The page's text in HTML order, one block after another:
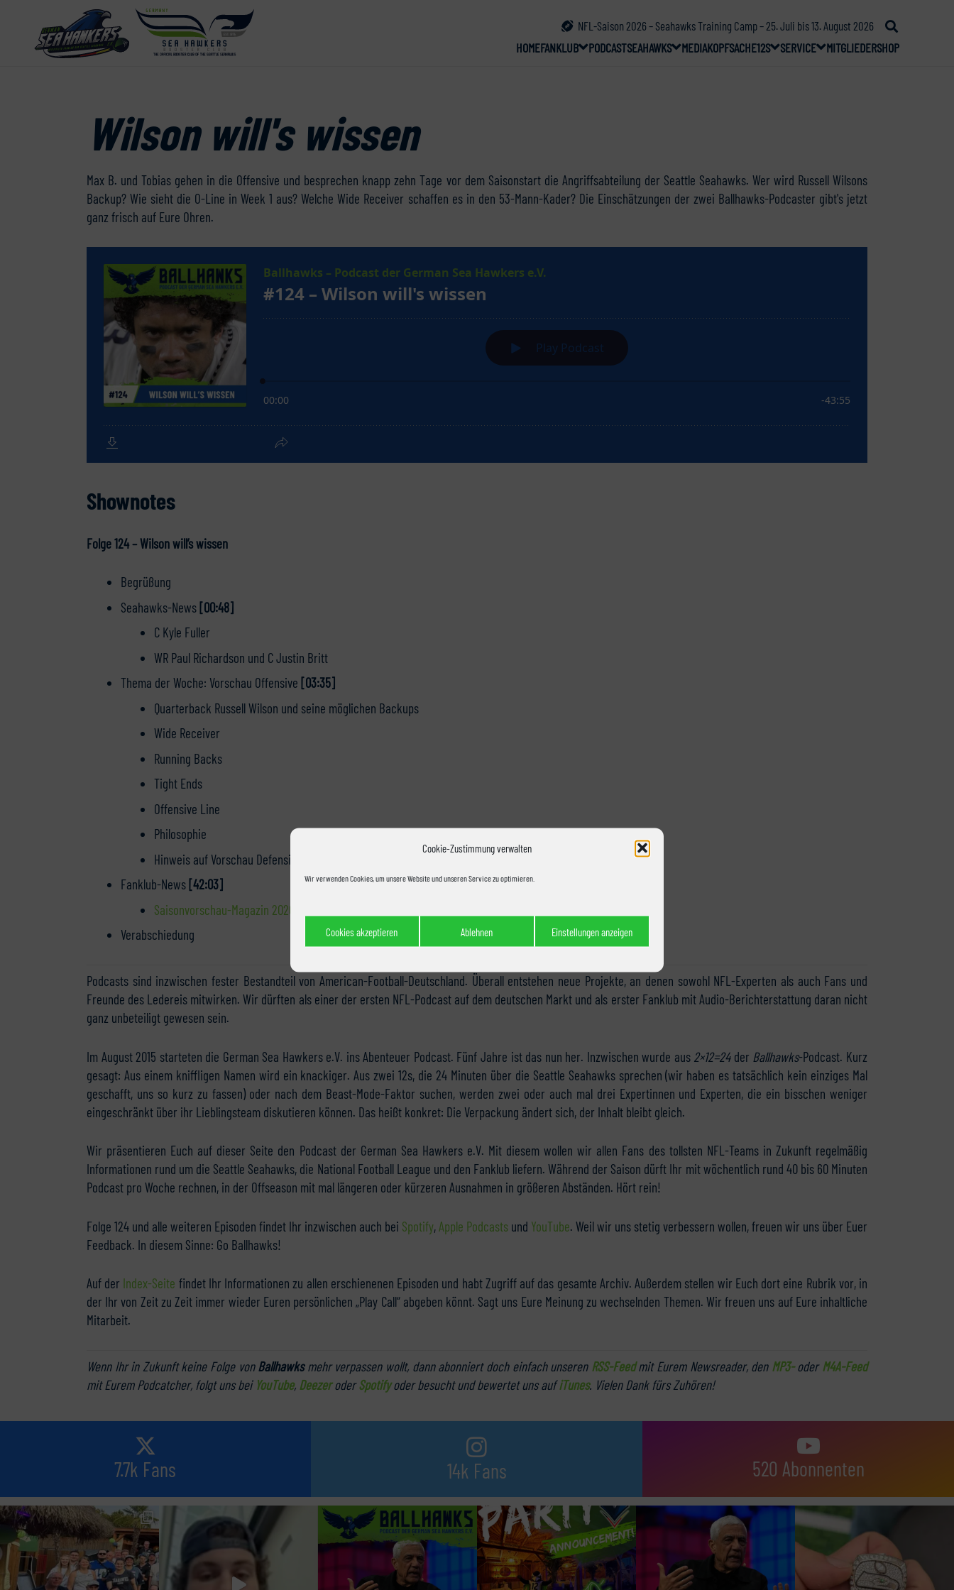
Cookie-Zustimmung verwalten
Wir verwenden Cookies, um unsere Website und unseren Service zu optimieren.
Cookies akzeptieren Ablehnen Einstellungen anzeigen
NFL-Saison 2026 – Seahawks Training Camp – 25. Juli bis 13. August 2026
HOMEFANKLUB PODCASTSEAHAWKS MEDIAKOPFSACHE12S SERVICE MITGLIEDERSHOP
Wilson will's wissen
Max B. und Tobias gehen in die Offensive und besprechen knapp zehn Tage vor dem Saisonstart die Angriffsabteilung der Seattle Seahawks. Wer wird Russell Wilsons
Backup? Wie sieht die O-Line in Week 1 aus? Welche Wide Receiver schaffen es in den 53-Mann-Kader? Die Einschätzungen der zwei Ballhawks-Podcaster gibt's jetzt
ganz frisch auf Eure Ohren.
Shownotes
Folge 124 – Wilson will’s wissen
Begrüßung
Seahawks-News[00:48]
C Kyle Fuller
WR Paul Richardson und C Justin Britt
Thema der Woche: Vorschau Offensive [03:35]
Quarterback Russell Wilson und seine möglichen Backups
Wide Receiver
Running Backs
Tight Ends
Offensive Line
Philosophie
Hinweis auf Vorschau Defensive in der nächsten Folge
Fanklub-News[42:03]
Saisonvorschau-Magazin 2020
Verabschiedung
Podcasts sind inzwischen fester Bestandteil von American-Football-Deutschland. Überall entstehen neue Projekte, an denen sowohl NFL-Experten als auch Fans und
Freunde des Ledereis mitwirken. Wir dürften als einer der ersten NFL-Podcast auf dem deutschen Markt und als erster Fanklub mit Audio-Berichterstattung daran nicht
ganz unbeteiligt gewesen sein.
Im August 2015 starteten die German Sea Hawkers e.V. ins Abenteuer Podcast. Fünf Jahre ist das nun her. Inzwischen wurde aus 2×12=24der Ballhawks-Podcast. Kurz
gesagt: Aus einem kniffligen Namen wird ein knackiger. Aus zwei 12s, die 24 Minuten über die Seattle Seahawks sprechen (wir haben es tatsächlich kein einziges Mal
geschafft, uns so kurz zu fassen) oder nach dem Beast-Mode-Faktor suchen, werden zwei oder auch mal drei Expertinnen und Experten, die ein bisschen weniger
eingeschränkt über ihr Lieblingsteam diskutieren können. Das heißt konkret: Die Verpackung ändert sich, der Inhalt bleibt gleich.
Wir präsentieren Euch auf dieser Seite den Podcast der German Sea Hawkers e.V. Mit diesem wollen wir allen Fans des tollsten NFL-Teams in Zukunft regelmäßig
Informationen rund um die Seattle Seahawks, die National Football League und den Fanklub liefern. Während der Saison dürft Ihr mit wöchentlich rund 40 bis 60 Minuten
Podcast pro Woche rechnen, in der Offseason mit mal längeren oder kürzeren Ausnahmen in größeren Abständen. Hört rein!
Folge 124 und alle weiteren Episoden findet Ihr inzwischen auch bei Spotify, Apple Podcasts und YouTube. Weil wir uns stetig verbessern wollen, freuen wir uns über Euer
Feedback. In diesem Sinne: Go Ballhawks!
Auf der Index-Seite findet Ihr Informationen zu allen erschienenen Episoden und habt Zugriff auf das gesamte Archiv. Außerdem stellen wir Euch dort eine Rubrik vor, in
der Ihr von Zeit zu Zeit immer wieder Euren persönlichen „Play Call“ abgeben könnt. Sagt uns Eure Meinung zu wechselnden Themen. Wir freuen uns auf Eure inhaltliche
Mitarbeit.
Wenn Ihr in Zukunft keine Folge vonBallhawksmehr verpassen wollt, dann abonniert doch einfach unseren RSS-Feedmit Eurem Newsreader, den MP3-oder M4A-Feed
mit Eurem Podcatcher, folgt uns bei YouTube, DeezeroderSpotifyoder besucht und bewertet uns aufiTunes. Vielen Dank fürs Zuhören!
7.7k Fans 14k Fans 520 Abonnenten